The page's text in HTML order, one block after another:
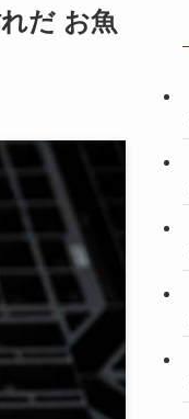
だ お魚